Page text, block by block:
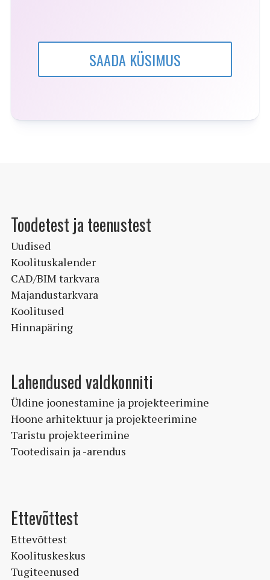
SAADA KÜSIMUS
Toodetest ja teenustest
Uudised
Koolituskalender
CAD/BIM tarkvara
Majandustarkvara
Koolitused
Hinnapäring
Lahendused valdkonniti
Üldine joonestamine ja projekteerimine
Hoone arhitektuur ja projekteerimine
Taristu projekteerimine
Tootedisain ja -arendus
Ettevõttest
Ettevõttest
Koolituskeskus
Tugiteenused